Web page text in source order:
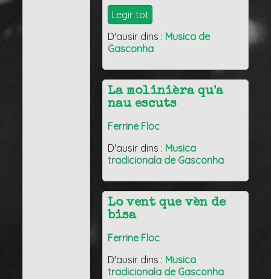
Legir tot
D'ausir dins : Musica de
Gasconha
La molinièra qu'a
nau escuts
Ferrine Floc
D'ausir dins : Musica
tradicionala de Gasconha
Lo vent que vèn de
bisa
Ferrine Floc
D'ausir dins : Musica
tradicionala de Gasconha